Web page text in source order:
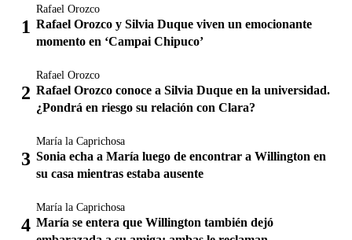
Rafael Orozco
Rafael Orozco y Silvia Duque viven un emocionante
momento en ‘Campai Chipuco’
Rafael Orozco
Rafael Orozco conoce a Silvia Duque en la universidad.
¿Pondrá en riesgo su relación con Clara?
María la Caprichosa
Sonia echa a María luego de encontrar a Willington en
su casa mientras estaba ausente
María la Caprichosa
María se entera que Willington también dejó